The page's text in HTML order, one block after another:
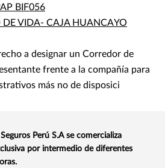
BIF056
DE VIDA- CAJA HUANCAYO
a designar un Corredor de
frente a la compañía para
más no de disposici
Perú S.A se comercializa
por intermedio de diferentes